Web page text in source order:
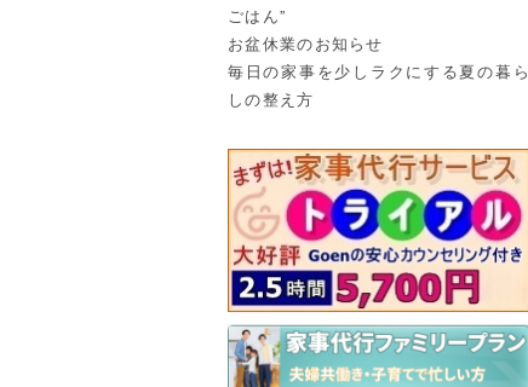
ごはん”
お盆休業のお知らせ
毎日の家事を少しラクにする夏の暮ら
しの整え方